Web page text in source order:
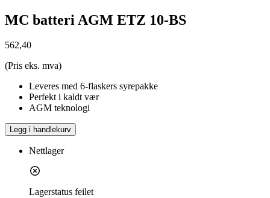
MC batteri AGM ETZ 10-BS
562,40
(Pris eks. mva)
Leveres med 6-flaskers syrepakke
Perfekt i kaldt vær
AGM teknologi
Legg i handlekurv
Nettlager
Lagerstatus feilet